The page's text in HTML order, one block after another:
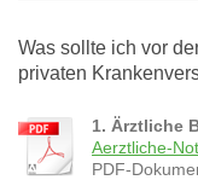
Was sollte ich vor
privaten
1. Ärztliche
Aerztliche-
PDF-